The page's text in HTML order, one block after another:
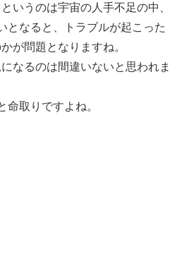
いうのは宇宙の人手不足の中、
となると、トラブルが起こった
が問題となりますね。
なるのは間違いないと思われま
命取りですよね。